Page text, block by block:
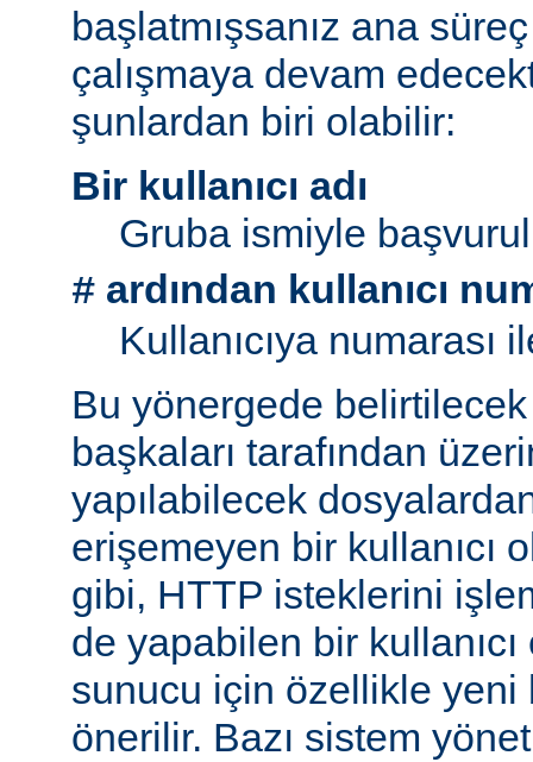
başlatmışsanız ana
çalışmaya devam
şunlardan biri olabilir:
Bir kullanıcı adı
Gruba ismiyle
# ardından kullanıcı
Kullanıcıya numarası
Bu yönergede belirtilecek
başkaları tarafından
yapılabilecek
erişemeyen bir kullanıcı
gibi, HTTP isteklerini
de yapabilen bir kullanıcı
sunucu için özellikle yeni
önerilir. Bazı sistem